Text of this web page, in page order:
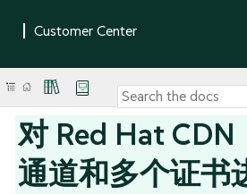
对 Red Hat CDN
通道和多个证书